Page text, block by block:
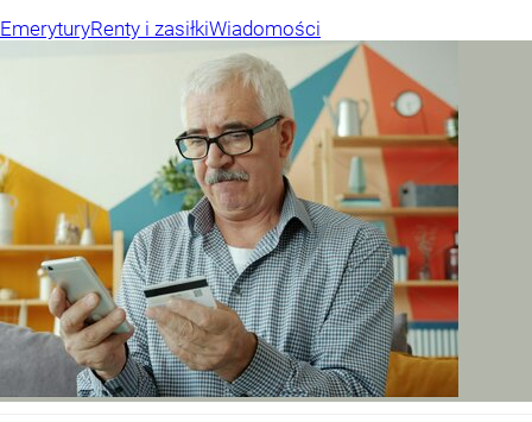
EmeryturyRenty i zasiłkiWiadomości